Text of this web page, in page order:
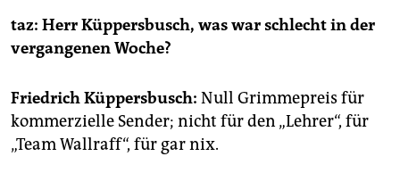
abo
epaper login
taz: Herr Küppersbusch, was war schlecht in der
vergangenen Woche?
Friedrich Küppersbusch: Null Grimmepreis für
kommerzielle Sender; nicht für den „Lehrer“, für
„Team Wallraff“, für gar nix.